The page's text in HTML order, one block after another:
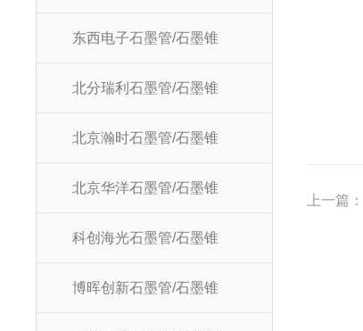
东西电子石墨管/石墨锥
北分瑞利石墨管/石墨锥
北京瀚时石墨管/石墨锥
北京华洋石墨管/石墨锥
科创海光石墨管/石墨锥
博晖创新石墨管/石墨锥
上一篇：